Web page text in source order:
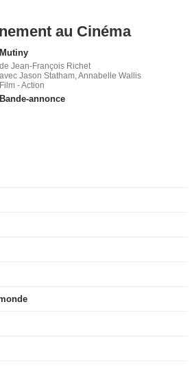
au Cinéma
Mutiny
de Jean-François Richet
avec Jason Statham, Annabelle Wallis
Film - Action
Bande-annonce